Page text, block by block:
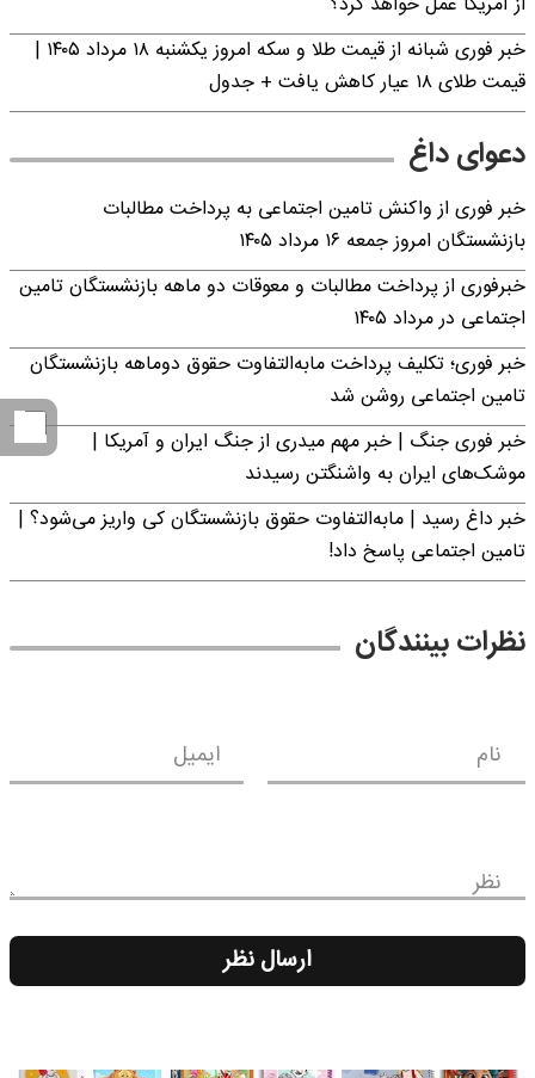
خبر فوری شبانه از قیمت طلا و سکه امروز یکشنبه ۱۸ مرداد ۱۴۰۵ |
قیمت طلای ۱۸ عیار کاهش یافت + جدول
دعوای داغ
خبر فوری از واکنش تامین اجتماعی به پرداخت مطالبات
بازنشستگان امروز جمعه ۱۶ مرداد ۱۴۰۵
خبرفوری از پرداخت مطالبات و معوقات دو ماهه بازنشستگان تامین
اجتماعی در مرداد ۱۴۰۵
خبر فوری؛ تکلیف پرداخت مابه‌التفاوت حقوق دوماهه بازنشستگان
تامین اجتماعی روشن شد
خبر فوری جنگ | خبر مهم میدری از جنگ ایران و آمریکا |
موشک‌های ایران به واشنگتن رسیدند
خبر داغ رسید | مابه‌التفاوت حقوق بازنشستگان کی واریز می‌شود؟ |
تامین اجتماعی پاسخ داد!
نظرات بینندگان
نام ایمیل
نظر
ارسال نظر